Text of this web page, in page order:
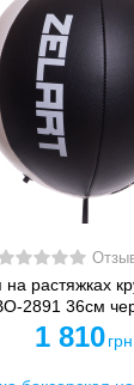
растяжках
2891 36см
1 810 грн